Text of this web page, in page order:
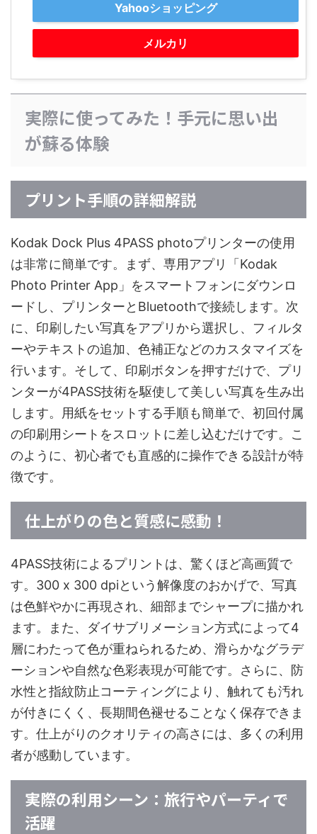
Yahooショッピング
メルカリ
実際に使ってみた！手元に思い出
が蘇る体験
プリント手順の詳細解説
Kodak Dock Plus 4PASS photoプリンターの使用
は非常に簡単です。まず、専用アプリ「Kodak
Photo Printer App」をスマートフォンにダウンロ
ードし、プリンターとBluetoothで接続します。次
に、印刷したい写真をアプリから選択し、フィルタ
ーやテキストの追加、色補正などのカスタマイズを
行います。そして、印刷ボタンを押すだけで、プリ
ンターが4PASS技術を駆使して美しい写真を生み出
します。用紙をセットする手順も簡単で、初回付属
の印刷用シートをスロットに差し込むだけです。こ
のように、初心者でも直感的に操作できる設計が特
徴です。
仕上がりの色と質感に感動！
4PASS技術によるプリントは、驚くほど高画質で
す。300 x 300 dpiという解像度のおかげで、写真
は色鮮やかに再現され、細部までシャープに描かれ
ます。また、ダイサブリメーション方式によって4
層にわたって色が重ねられるため、滑らかなグラデ
ーションや自然な色彩表現が可能です。さらに、防
水性と指紋防止コーティングにより、触れても汚れ
が付きにくく、長期間色褪せることなく保存できま
す。仕上がりのクオリティの高さには、多くの利用
者が感動しています。
実際の利用シーン：旅行やパーティで
活躍